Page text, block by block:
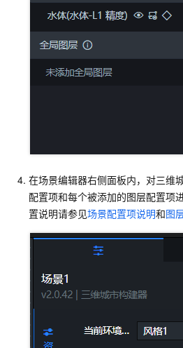
在场景编辑器右侧面板内，对三维
配置项和每个被添加的图层配置项
置说明请参见场景配置项说明和图